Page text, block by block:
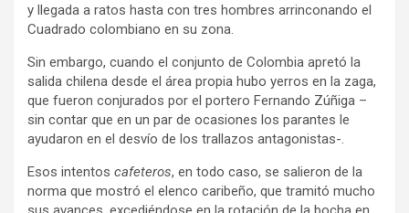
y llegada a ratos hasta con tres hombres arrinconando el
Cuadrado colombiano en su zona.
Sin embargo, cuando el conjunto de Colombia apretó la
salida chilena desde el área propia hubo yerros en la zaga,
que fueron conjurados por el portero Fernando Zúñiga –
sin contar que en un par de ocasiones los parantes le
ayudaron en el desvío de los trallazos antagonistas-.
Esos intentos cafeteros, en todo caso, se salieron de la
norma que mostró el elenco caribeño, que tramitó mucho